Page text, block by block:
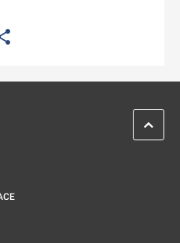
kartě
na nové kartě
otevře na nové kartě
ZPĚT